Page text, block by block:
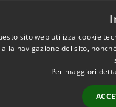
Verdi - 50122 Firenze
sito web utilizza cookie
alla navigazione del sito,
Per maggiori